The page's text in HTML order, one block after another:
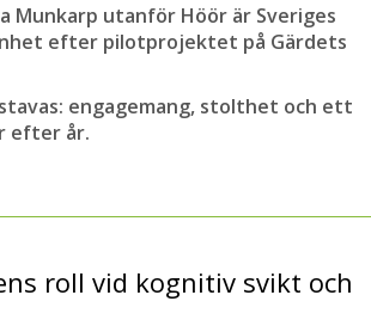
Munkarp utanför Höör är Sveriges
efter pilotprojektet på Gärdets
engagemang, stolthet och ett
efter år.
roll vid kognitiv svikt och